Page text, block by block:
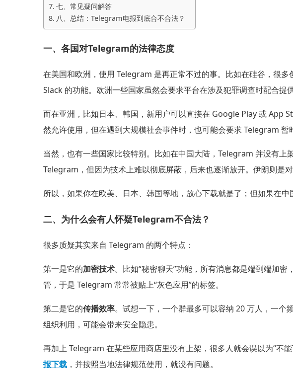
七、常见疑问解答
八、总结：Telegram电报到底合不合法？
一、各国对Telegram的法律态度
在美国和欧洲，使用 Telegram 是再正常不过的事。比如在硅谷，很
Slack 的功能。欧洲一些国家虽然会要求平台在涉及犯罪调查时配合提
而在亚洲，比如日本、韩国，新用户可以直接在 Google Play 或 App
然允许使用，但在遇到大规模社会事件时，也可能会要求 Telegram 暂
当然，也有一些国家比较特别。比如在中国大陆，Telegram 并没有
Telegram，但因为技术上难以彻底屏蔽，后来也逐渐放开。伊朗则是
所以，如果你在欧美、日本、韩国等地，放心下载就是了；但如果在中
二、为什么会有人怀疑Telegram不合法？
很多质疑其实来自 Telegram 的两个特点：
第一是它的加密技术。比如“秘密聊天”功能，所有消息都是端到端加
管，于是 Telegram 常常被贴上“灰色应用”的标签。
第二是它的传播效率。试想一下，一个群最多可以容纳 20 万人，一
组织利用，可能会带来安全隐患。
再加上 Telegram 在某些应用商店里没有上架，很多人就会误以为“不
报下载 ，并按照当地法律规范使用，就没有问题。